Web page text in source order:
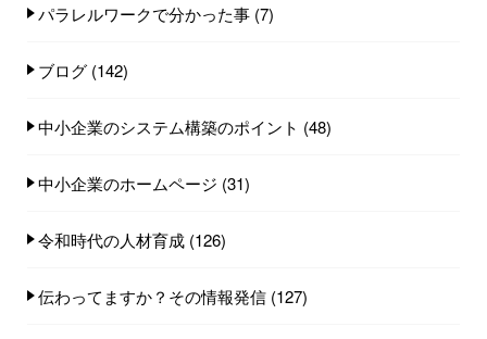
パラレルワークで分かった事 (7)
ブログ (142)
中小企業のシステム構築のポイント (48)
中小企業のホームページ (31)
令和時代の人材育成 (126)
伝わってますか？その情報発信 (127)